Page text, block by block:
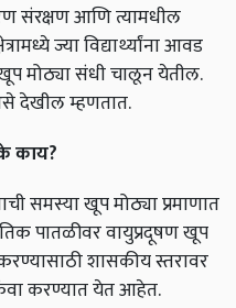
संरक्षण आणि त्यामधील
ज्या विद्यार्थ्यांना आवड
मोठ्या संधी चालून येतील.
देखील म्हणतात.
काय?
समस्या खूप मोठ्या प्रमाणात
पातळीवर वायुप्रदूषण खूप
शासकीय स्तरावर
करण्यात येत आहेत.